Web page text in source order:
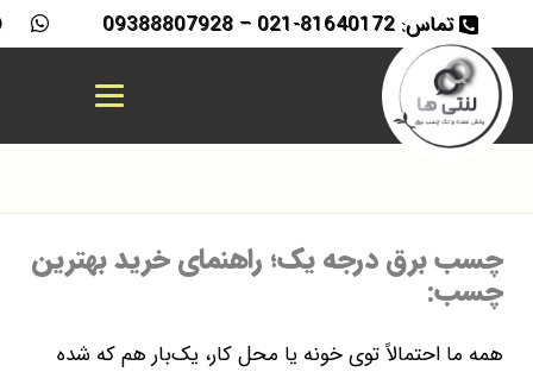
تماس: 81640172-021 – 09388807928
چسب برق درجه یک؛ راهنمای خرید بهترین
چسب:
همه ما احتمالاً توی خونه یا محل کار، یک‌بار هم که شده